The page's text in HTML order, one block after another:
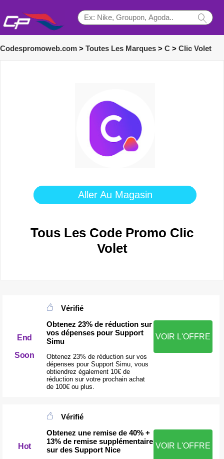
Codespromoweb.com > Toutes Les Marques > C > Clic Volet
Aller Au Magasin
Tous Les Code Promo Clic
Volet
End
Soon
Vérifié
Obtenez 23% de réduction sur
vos dépenses pour Support
Simu
Obtenez 23% de réduction sur vos
dépenses pour Support Simu, vous
obtiendrez également 10€ de
réduction sur votre prochain achat
de 100€ ou plus.
VOIR L'OFFRE
Hot
Vérifié
Obtenez une remise de 40% +
13% de remise supplémentaire
sur des Support Nice
VOIR L'OFFRE